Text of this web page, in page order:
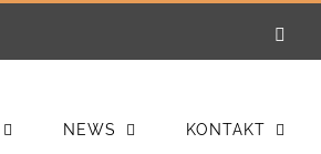
NEWS KONTAKT